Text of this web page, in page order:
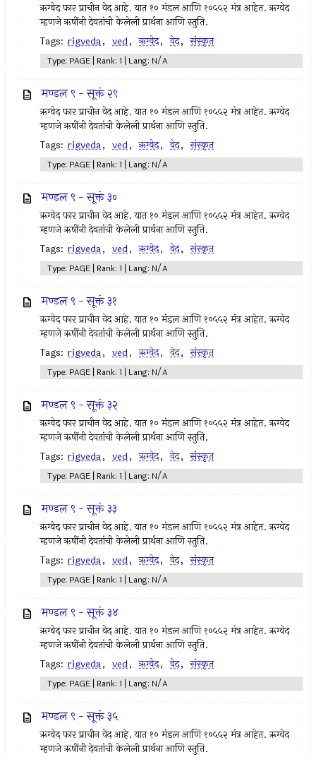
ऋग्वेद फार प्राचीन वेद आहे. यात १० मंडल आणि १०५५२ मंत्र आहेत. ऋग्वेद
म्हणजे ऋषींनी देवतांची केलेली प्रार्थना आणि स्तुति.
Tags: rigveda, ved, ऋग्वेद, वेद, संस्कृत
Type: PAGE | Rank: 1 | Lang: N/A
मण्डल ९ - सूक्तं २९
ऋग्वेद फार प्राचीन वेद आहे. यात १० मंडल आणि १०५५२ मंत्र आहेत. ऋग्वेद
म्हणजे ऋषींनी देवतांची केलेली प्रार्थना आणि स्तुति.
Tags: rigveda, ved, ऋग्वेद, वेद, संस्कृत
Type: PAGE | Rank: 1 | Lang: N/A
मण्डल ९ - सूक्तं ३०
ऋग्वेद फार प्राचीन वेद आहे. यात १० मंडल आणि १०५५२ मंत्र आहेत. ऋग्वेद
म्हणजे ऋषींनी देवतांची केलेली प्रार्थना आणि स्तुति.
Tags: rigveda, ved, ऋग्वेद, वेद, संस्कृत
Type: PAGE | Rank: 1 | Lang: N/A
मण्डल ९ - सूक्तं ३१
ऋग्वेद फार प्राचीन वेद आहे. यात १० मंडल आणि १०५५२ मंत्र आहेत. ऋग्वेद
म्हणजे ऋषींनी देवतांची केलेली प्रार्थना आणि स्तुति.
Tags: rigveda, ved, ऋग्वेद, वेद, संस्कृत
Type: PAGE | Rank: 1 | Lang: N/A
मण्डल ९ - सूक्तं ३२
ऋग्वेद फार प्राचीन वेद आहे. यात १० मंडल आणि १०५५२ मंत्र आहेत. ऋग्वेद
म्हणजे ऋषींनी देवतांची केलेली प्रार्थना आणि स्तुति.
Tags: rigveda, ved, ऋग्वेद, वेद, संस्कृत
Type: PAGE | Rank: 1 | Lang: N/A
मण्डल ९ - सूक्तं ३३
ऋग्वेद फार प्राचीन वेद आहे. यात १० मंडल आणि १०५५२ मंत्र आहेत. ऋग्वेद
म्हणजे ऋषींनी देवतांची केलेली प्रार्थना आणि स्तुति.
Tags: rigveda, ved, ऋग्वेद, वेद, संस्कृत
Type: PAGE | Rank: 1 | Lang: N/A
मण्डल ९ - सूक्तं ३४
ऋग्वेद फार प्राचीन वेद आहे. यात १० मंडल आणि १०५५२ मंत्र आहेत. ऋग्वेद
म्हणजे ऋषींनी देवतांची केलेली प्रार्थना आणि स्तुति.
Tags: rigveda, ved, ऋग्वेद, वेद, संस्कृत
Type: PAGE | Rank: 1 | Lang: N/A
मण्डल ९ - सूक्तं ३५
ऋग्वेद फार प्राचीन वेद आहे. यात १० मंडल आणि १०५५२ मंत्र आहेत. ऋग्वेद
म्हणजे ऋषींनी देवतांची केलेली प्रार्थना आणि स्तुति.